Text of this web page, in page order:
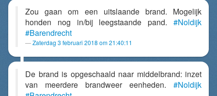
Zou gaan om een uitslaande brand. Mogelijk
honden nog in/bij leegstaande pand. #Noldijk
#Barendrecht
Zaterdag 3 februari 2018 om 21:40:11
De brand is opgeschaald naar middelbrand: inzet
van meerdere brandweer eenheden. #Noldijk